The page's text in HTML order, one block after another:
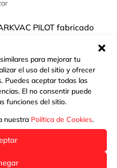
para mejorar tu
el uso del sitio y ofrecer
Puedes aceptar todas las
El no consentir puede
funciones del sitio.
nuestra Política de Cookies.
PILOT fabricado
2 kg. Por segundo
a poner en marcha
con un
a quién realiza el